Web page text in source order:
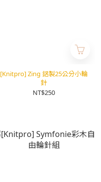
[Knitpro] Zing 鋁製25公分小輪
針
NT$250